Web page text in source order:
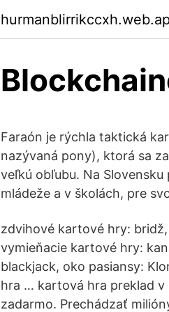
Faraón je rýchla taktická
nazývaná pony), ktorá sa
veľkú obľubu. Na
mládeže a v školách, pre
zdvihové kartové hry:
vymieňacie kartové hry:
blackjack, oko pasiansy:
hra … kartová hra preklad v
zadarmo. Prechádzať